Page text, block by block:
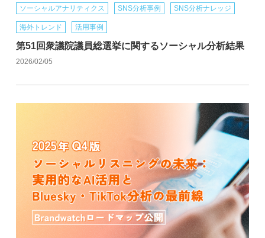
ソーシャルアナリティクス SNS分析事例 SNS分析ナレッジ
海外トレンド 活用事例
第51回衆議院議員総選挙に関するソーシャル分析結果
2026/02/05